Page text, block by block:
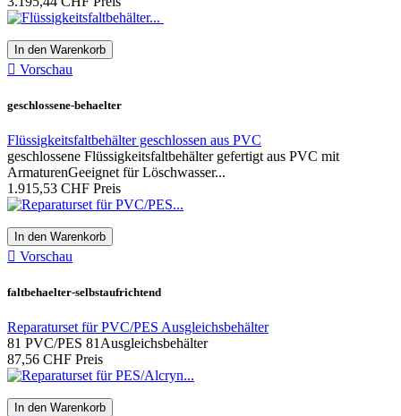
In den Warenkorb
 Vorschau
geschlossene-behaelter
Flüssigkeitsfaltbehälter geschlossen aus PVC
geschlossene Flüssigkeitsfaltbehälter gefertigt aus PVC mit
ArmaturenGeeignet für Löschwasser...
1.915,53 CHF Preis
In den Warenkorb
 Vorschau
faltbehaelter-selbstaufrichtend
Reparaturset für PVC/PES Ausgleichsbehälter
81 PVC/PES 81Ausgleichsbehälter
87,56 CHF Preis
In den Warenkorb